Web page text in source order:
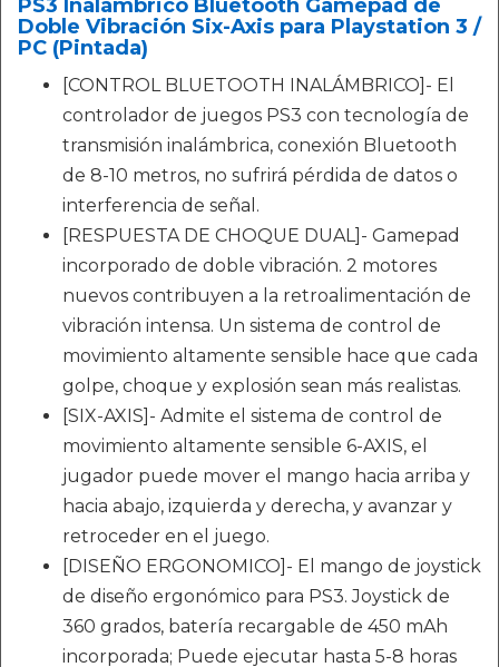
PS3 Inalámbrico Bluetooth Gamepad de
Doble Vibración Six-Axis para Playstation 3 /
PC (Pintada)
[CONTROL BLUETOOTH INALÁMBRICO]- El
controlador de juegos PS3 con tecnología de
transmisión inalámbrica, conexión Bluetooth
de 8-10 metros, no sufrirá pérdida de datos o
interferencia de señal.
[RESPUESTA DE CHOQUE DUAL]- Gamepad
incorporado de doble vibración. 2 motores
nuevos contribuyen a la retroalimentación de
vibración intensa. Un sistema de control de
movimiento altamente sensible hace que cada
golpe, choque y explosión sean más realistas.
[SIX-AXIS]- Admite el sistema de control de
movimiento altamente sensible 6-AXIS, el
jugador puede mover el mango hacia arriba y
hacia abajo, izquierda y derecha, y avanzar y
retroceder en el juego.
[DISEÑO ERGONOMICO]- El mango de joystick
de diseño ergonómico para PS3. Joystick de
360 grados, batería recargable de 450 mAh
incorporada; Puede ejecutar hasta 5-8 horas